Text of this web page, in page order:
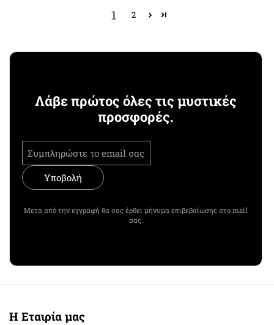
1 2
Λάβε πρώτος όλες τις μυστικές
προσφορές.
Υποβολή
Μετά από την εγγραφή θα σας έρθει μήνυμα επιβεβαίωσης στο mail
σας.
Η Εταιρία μας